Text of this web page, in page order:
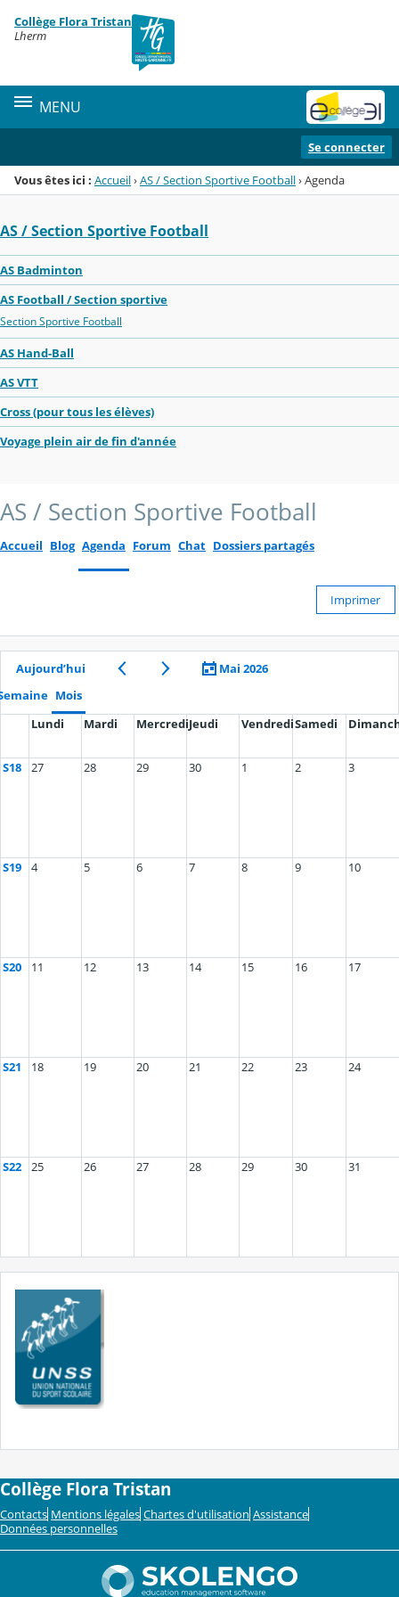
Menu de la rubrique
Contenu
Collège Flora Tristan
Lherm
MENU
Se connecter
Vous êtes ici : Accueil›AS / Section Sportive Football›Agenda
AS / Section Sportive Football
AS Badminton
AS Football / Section sportive
Section Sportive Football
AS Hand-Ball
AS VTT
Cross (pour tous les élèves)
Voyage plein air de fin d'année
AS / Section Sportive Football
Accueil Blog Agenda Forum Chat Dossiers partagés
Imprimer
Aujourd’hui
Mai 2026
Mois
Lundi
Mardi MercrediJeudi VendrediSamedi
S18 27 28 29 30 1 2 3
S19 4 5 6 7 8 9 10
S20 11 12 13 14 15 16 17
S21 18 19 20 21 22 23 24
S22 25 26 27 28 29 30 31
Collège Flora Tristan
Contacts Mentions légales Chartes d'utilisation Assistance
Données personnelles